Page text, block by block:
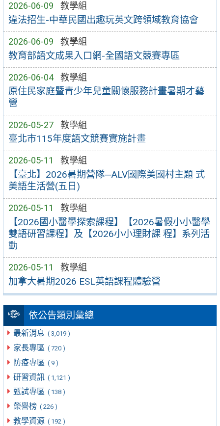
2026-06-09 教學組
違法招生-中華民國出趣玩英文跨領域教育協會
2026-06-09 教學組
教育部語文成果入口網-全國語文競賽專區
2026-06-04 教學組
原住民家庭暨青少年兒童關懷服務計畫暑期才藝
營
2026-05-27 教學組
臺北市115年度語文競賽實施計畫
2026-05-11 教學組
【臺北】2026暑期營隊─ALV國際美國村主題 式
美語生活營(五日)
2026-05-11 教學組
【2026國小醫學探索課程】【2026暑假小小醫學
雙語研習課程】及【2026小小理財課 程】系列活
動
2026-05-11 教學組
加拿大暑期2026 ESL英語課程體驗營
依公告類別彙總
最新消息 ( 3,019 )
家長專區 ( 720 )
防疫專區 ( 9 )
研習資訊 ( 1,121 )
甄試專區 ( 138 )
榮譽榜 ( 226 )
教學資源 ( 192 )